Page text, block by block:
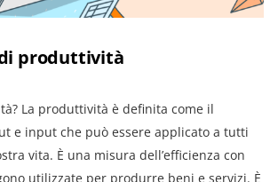
produttività
La produttività è definita come il
e input che può essere applicato a tutti
vita. È una misura dell’efficienza con
utilizzate per produrre beni e servizi. È